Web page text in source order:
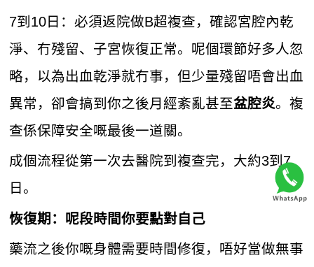
7到10日：必須返院做B超複查，確認宮腔內乾
淨、冇殘留、子宮恢復正常。呢個環節好多人忽
略，以為出血乾淨就冇事，但少量殘留唔會出血
異常，卻會搞到你之後月經紊亂甚至盆腔炎。複
查係保障安全嘅最後一道關。
成個流程從第一次去醫院到複查完，大約3到7
日。
恢復期：呢段時間你要點對自己
藥流之後你嘅身體需要時間修復，唔好當做無事